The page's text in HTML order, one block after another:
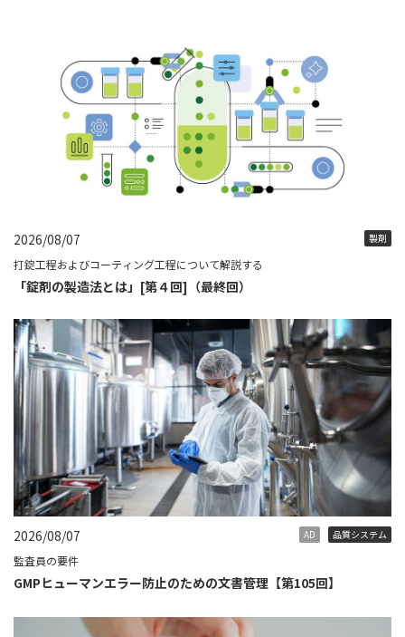
2026/08/07 製剤
打錠工程およびコーティング工程について解説する
「錠剤の製造法とは」[第４回]（最終回）
2026/08/07 AD 品質システム
監査員の要件
GMPヒューマンエラー防止のための文書管理【第105回】